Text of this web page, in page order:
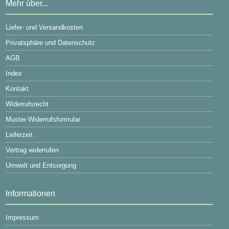
Mehr über...
Liefer- und Versandkosten
Privatsphäre und Datenschutz
AGB
Index
Kontakt
Widerrufsrecht
Muster-Widerrufsformular
Lieferzeit
Vertrag widerrufen
Umwelt und Entsorgung
Informationen
Impressum